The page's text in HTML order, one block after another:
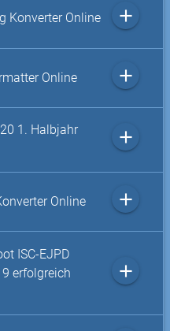
Konverter Online add
Online add
1. Halbjahr
add
Online add
ISC-EJPD
erfolgreich
add